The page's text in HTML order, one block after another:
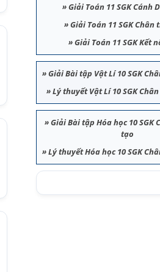
»Giải Toán 11 SGK Cánh
»Giải Toán 11 SGK Chân
»Giải Toán 11 SGK Kết
»Giải Bài tập Vật Lí 10 SGK
»Lý thuyết Vật Lí 10 SGK
»Giải Bài tập Hóa học 10 SGK
tạo
»Lý thuyết Hóa học 10 SGK